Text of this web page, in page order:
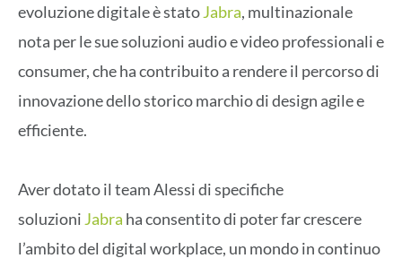
evoluzione digitale è statoJabra, multinazionale
nota per le sue soluzioni audio e video professionali e
consumer, che ha contribuito a rendere il percorso di
innovazione dello storico marchio di design agile e
efficiente.
Aver dotato il team Alessi di specifiche
soluzioni Jabra ha consentito di poter far crescere
l’ambito del digital workplace, un mondo in continuo